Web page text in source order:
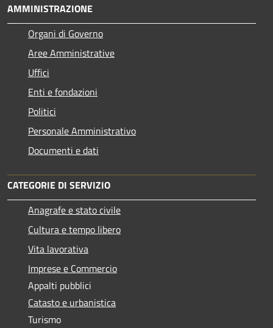
AMMINISTRAZIONE
Organi di Governo
Aree Amministrative
Uffici
Enti e fondazioni
Politici
Personale Amministrativo
Documenti e dati
CATEGORIE DI SERVIZIO
Anagrafe e stato civile
Cultura e tempo libero
Vita lavorativa
Imprese e Commercio
Appalti pubblici
Catasto e urbanistica
Turismo